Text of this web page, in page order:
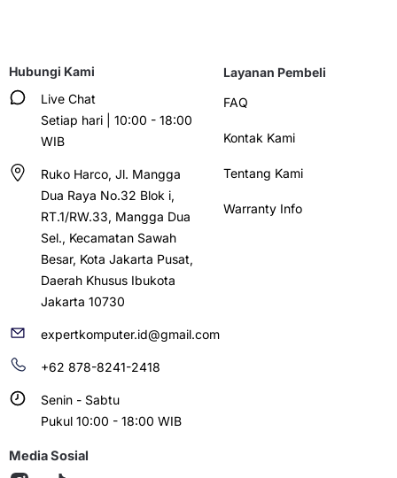
Hubungi Kami
Live Chat
Setiap hari | 10:00 - 18:00
WIB
Ruko Harco, Jl. Mangga
Dua Raya No.32 Blok i,
RT.1/RW.33, Mangga Dua
Sel., Kecamatan Sawah
Besar, Kota Jakarta Pusat,
Daerah Khusus Ibukota
Jakarta 10730
expertkomputer.id@gmail.com
+62 878-8241-2418
Senin - Sabtu
Pukul 10:00 - 18:00 WIB
Layanan Pembeli
FAQ
Kontak Kami
Tentang Kami
Warranty Info
Media Sosial